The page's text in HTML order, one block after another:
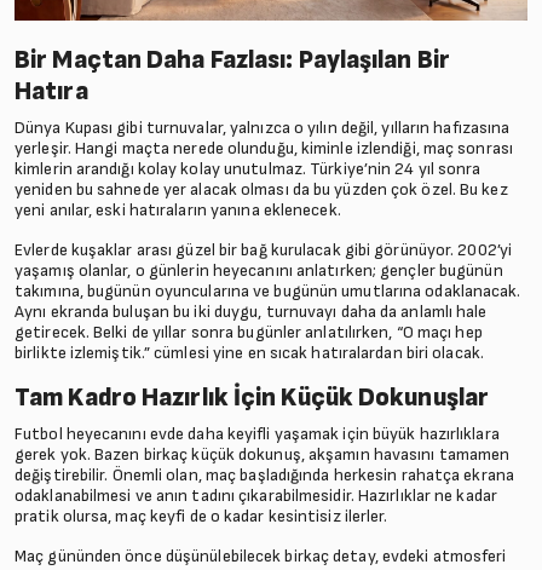
Bir Maçtan Daha Fazlası: Paylaşılan Bir
Hatıra
Dünya Kupası gibi turnuvalar, yalnızca o yılın değil, yılların hafızasına
yerleşir. Hangi maçta nerede olunduğu, kiminle izlendiği, maç sonrası
kimlerin arandığı kolay kolay unutulmaz. Türkiye’nin 24 yıl sonra
yeniden bu sahnede yer alacak olması da bu yüzden çok özel. Bu kez
yeni anılar, eski hatıraların yanına eklenecek.
Evlerde kuşaklar arası güzel bir bağ kurulacak gibi görünüyor. 2002’yi
yaşamış olanlar, o günlerin heyecanını anlatırken; gençler bugünün
takımına, bugünün oyuncularına ve bugünün umutlarına odaklanacak.
Aynı ekranda buluşan bu iki duygu, turnuvayı daha da anlamlı hale
getirecek. Belki de yıllar sonra bugünler anlatılırken, “O maçı hep
birlikte izlemiştik.” cümlesi yine en sıcak hatıralardan biri olacak.
Tam Kadro Hazırlık İçin Küçük Dokunuşlar
Futbol heyecanını evde daha keyifli yaşamak için büyük hazırlıklara
gerek yok. Bazen birkaç küçük dokunuş, akşamın havasını tamamen
değiştirebilir. Önemli olan, maç başladığında herkesin rahatça ekrana
odaklanabilmesi ve anın tadını çıkarabilmesidir. Hazırlıklar ne kadar
pratik olursa, maç keyfi de o kadar kesintisiz ilerler.
Maç gününden önce düşünülebilecek birkaç detay, evdeki atmosferi